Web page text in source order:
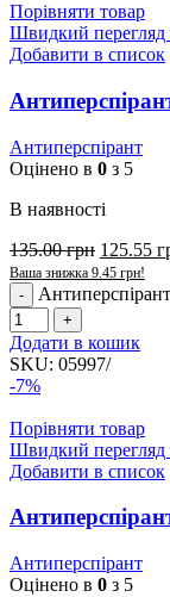
Порівняти товар
Швидкий перегляд
Добавити в список
Антиперспірант
Оцінено в 0 з 5
В наявності
135.00грн 125.55
Ваша знижка 9.45 грн!
Додати в кошик
SKU: 05997/
-7%
Порівняти товар
Швидкий перегляд
Добавити в список
Антиперспірант
Оцінено в 0 з 5